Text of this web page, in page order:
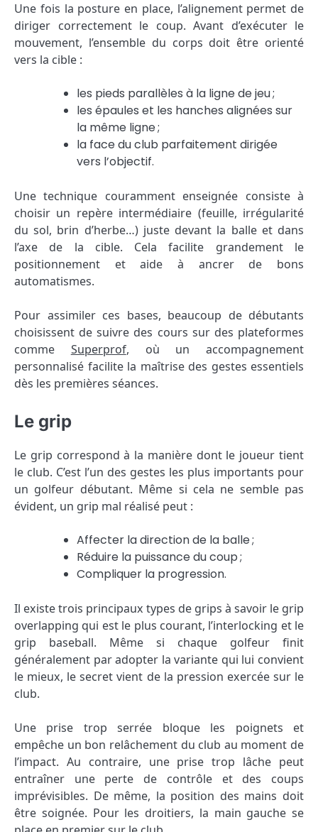
Une fois la posture en place, l’alignement permet de
diriger correctement le coup. Avant d’exécuter le
mouvement, l’ensemble du corps doit être orienté
vers la cible :
les pieds parallèles à la ligne de jeu ;
les épaules et les hanches alignées sur
la même ligne ;
la face du club parfaitement dirigée
vers l’objectif.
Une technique couramment enseignée consiste à
choisir un repère intermédiaire (feuille, irrégularité
du sol, brin d’herbe…) juste devant la balle et dans
l’axe de la cible. Cela facilite grandement le
positionnement et aide à ancrer de bons
automatismes.
Pour assimiler ces bases, beaucoup de débutants
choisissent de suivre des cours sur des plateformes
comme Superprof, où un accompagnement
personnalisé facilite la maîtrise des gestes essentiels
dès les premières séances.
Le grip
Le grip correspond à la manière dont le joueur tient
le club. C’est l’un des gestes les plus importants pour
un golfeur débutant. Même si cela ne semble pas
évident, un grip mal réalisé peut :
Affecter la direction de la balle ;
Réduire la puissance du coup ;
Compliquer la progression.
Il existe trois principaux types de grips à savoir le grip
overlapping qui est le plus courant, l’interlocking et le
grip baseball. Même si chaque golfeur finit
généralement par adopter la variante qui lui convient
le mieux, le secret vient de la pression exercée sur le
club.
Une prise trop serrée bloque les poignets et
empêche un bon relâchement du club au moment de
l’impact. Au contraire, une prise trop lâche peut
entraîner une perte de contrôle et des coups
imprévisibles. De même, la position des mains doit
être soignée. Pour les droitiers, la main gauche se